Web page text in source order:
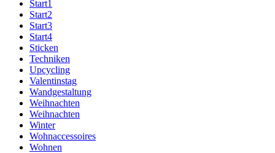
Start1
Start2
Start3
Start4
Sticken
Techniken
Upcycling
Valentinstag
Wandgestaltung
Weihnachten
Weihnachten
Winter
Wohnaccessoires
Wohnen